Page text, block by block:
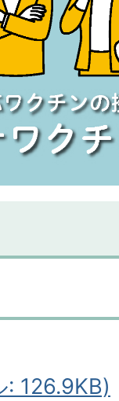
: 126.9KB)